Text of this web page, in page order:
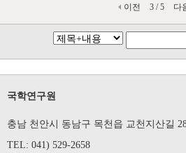
이전 3 / 5 다
국학연구원
충남 천안시 동남구 목천읍 교천지산길
TEL: 041) 529-2658